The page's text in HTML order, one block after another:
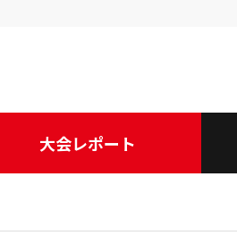
大会レポート